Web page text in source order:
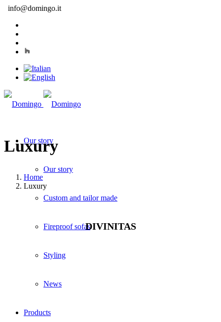
info@domingo.it
Our story
Our story
Custom and tailor made
Fireproof sofas
Styling
News
Products
Luxury
Home
Luxury
DIVINITAS